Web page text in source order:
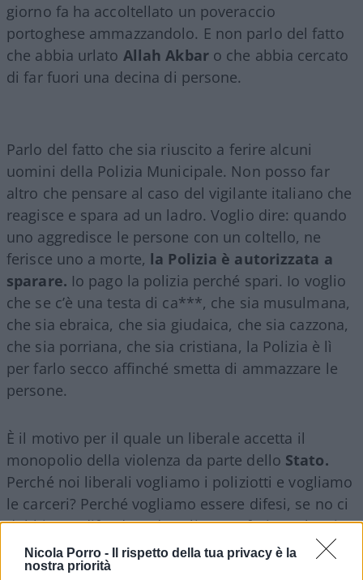
Nicola Porro -
Il rispetto della tua privacy è la
nostra priorità
giorno fa ha accoltellato un poveraccio
portoghese ammazzandolo. E non parlo del fatto
che abbia urlato Allah Akbaro che abbia cercato
di far fuori una decina di persone.
Parlo del fatto che sia riuscito a ferire alcuni
uomini della Polizia Municipale. Non posso far
altro che pensare al caso del vigilante italiano che
reagisce e spara ad un ladro. Voglio dire: quando
uno aggredisce le persone con un coltello, ne
ferisce uno a morte, la Polizia è autorizzata a
sparare. Io pago la polizia perché spari. Io voglio
che se c’è una testa di ca***, che sia musulmana,
che sia ebraica, che sia giudaica, che sia cazzona,
che sia porriana, che sia cristiana, la Polizia è lì
per farlo secco affinché smetta di ammazzare le
persone.
È il motivo per il quale un liberale accetta il
monopolio della violenza da parte dello Stato.
Perché noi liberali vogliamo i poliziotti e vogliamo
le carceri? Perché vogliamo essere difesi, se no ci
dobbiamo difendere da soli. Io preferisco che ci
difenda la Polizia rispetto a pensare di avere mille
giustizieri della notte che ammazzino le persone a